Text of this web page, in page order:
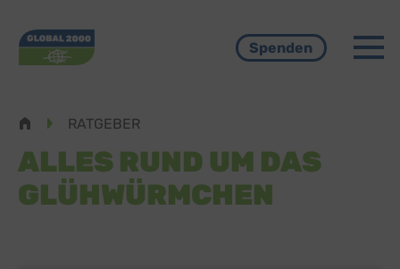
Spenden
RATGEBER
ALLES RUND UM DAS
GLÜHWÜRMCHEN